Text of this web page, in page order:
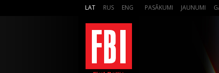
LAT RUS ENG PASĀKUMI JAUNUMI